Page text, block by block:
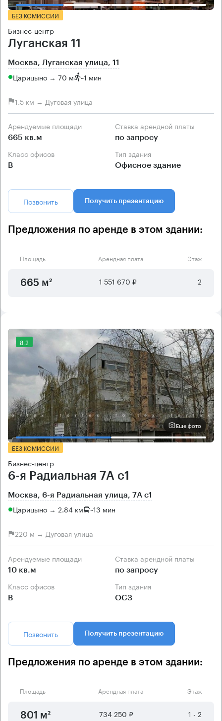
БЕЗ КОМИССИИ
Бизнес-центр
Луганская 11
Москва, Луганская улица, 11
Царицыно → 70 м ~1 мин
1.5 км → Дуговая улица
Арендуемые площади
665 кв.м
Ставка арендной платы
по запросу
Класс офисов
B
Тип здания
Офисное здание
Позвонить Получить презентацию
Предложения по аренде в этом здании:
Площадь Арендная плата Этаж
665 м² 1 551 670 ₽ 2
8.2
Еще фото
БЕЗ КОМИССИИ
Бизнес-центр
6-я Радиальная 7А с1
Москва, 6-я Радиальная улица, 7А с1
Царицыно → 2.84 км ~13 мин
220 м → Дуговая улица
Арендуемые площади
10 кв.м
Ставка арендной платы
по запросу
Класс офисов
B
Тип здания
ОСЗ
Позвонить Получить презентацию
Предложения по аренде в этом здании:
Площадь Арендная плата Этаж
801 м² 734 250 ₽ 1 - 2